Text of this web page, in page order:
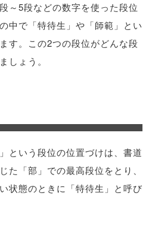
～5段などの数字を使った段位
中で「特待生」や「師範」とい
す。この2つの段位がどんな段
しょう。
という段位の位置づけは、書道
た「部」での最高段位をとり、
状態のときに「特待生」と呼び